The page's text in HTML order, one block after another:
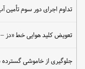
تداوم اجرای دور سوم تأمین
تعویض کلید هوایی خط «دز –